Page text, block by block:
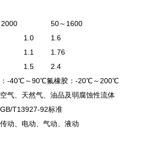
50～1600
1.0
1.6
1.1
1.76
1.5
2.4
-40℃～90℃氟橡胶：-20℃～200℃
气、天然气、油品及弱腐蚀性流体
T13927-92标准
动、电动、气动、液动